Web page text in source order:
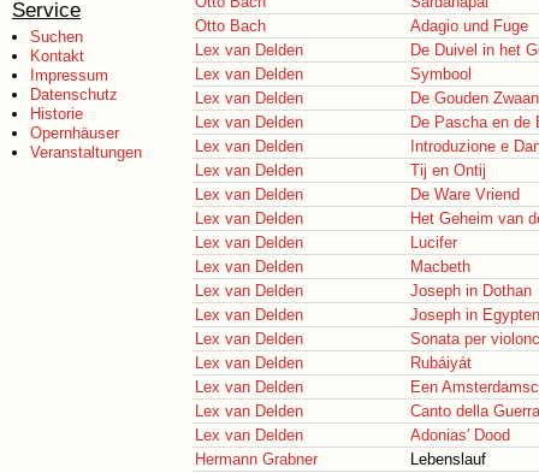
Service
Suchen
Kontakt
Impressum
Datenschutz
Historie
Opernhäuser
Veranstaltungen
Otto Bach
Adagio und Fuge
Lex van Delden
De Duivel in het
Lex van Delden
Symbool
Lex van Delden
De Gouden Zwaan
Lex van Delden
De Pascha en de
Lex van Delden
Introduzione e
Lex van Delden
Tij en Ontij
Lex van Delden
De Ware Vriend
Lex van Delden
Het Geheim van
Lex van Delden
Lucifer
Lex van Delden
Macbeth
Lex van Delden
Joseph in Dothan
Lex van Delden
Joseph in Egypten
Lex van Delden
Sonata per
Lex van Delden
Rubáiyát
Lex van Delden
Een
Lex van Delden
Canto della
Lex van Delden
Adonias' Dood
Hermann Grabner
Lebenslauf